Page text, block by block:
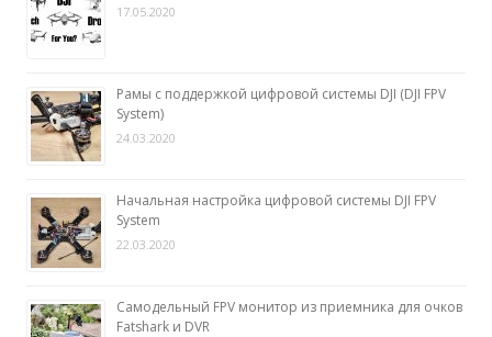
17.05.2020
Рамы с поддержкой цифровой системы DJI (DJI FPV
System)
24.03.2020
Начальная настройка цифровой системы DJI FPV
System
22.03.2020
Самодельный FPV монитор из приемника для очков
Fatshark и DVR